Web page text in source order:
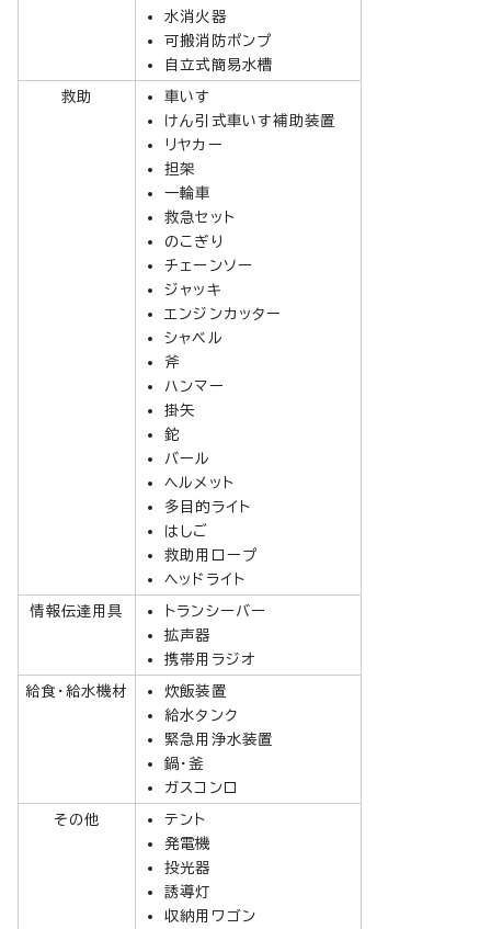
水消火器
可搬消防ポンプ
自立式簡易水槽
救助
車いす
けん引式車いす補助装置
リヤカー
担架
一輪車
救急セット
のこぎり
チェーンソー
ジャッキ
エンジンカッター
シャベル
斧
ハンマー
掛矢
鉈
バール
ヘルメット
多目的ライト
はしご
救助用ロープ
ヘッドライト
情報伝達用具
トランシーバー
拡声器
携帯用ラジオ
給食・給水機材
炊飯装置
給水タンク
緊急用浄水装置
鍋・釜
ガスコンロ
その他
テント
発電機
投光器
誘導灯
収納用ワゴン